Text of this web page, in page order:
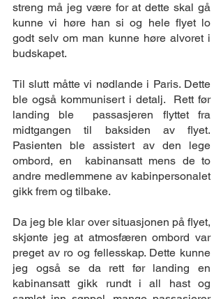
streng må jeg være for at dette skal gå
kunne vi høre han si og hele flyet lo
godt selv om man kunne høre alvoret i
budskapet.
Til slutt måtte vi nødlande i Paris. Dette
ble også kommunisert i detalj.  Rett før
landing ble  passasjeren flyttet fra
midtgangen til baksiden av flyet.
Pasienten ble assistert av den lege
ombord, en  kabinansatt mens de to
andre medlemmene av kabinpersonalet
gikk frem og tilbake.
Da jeg ble klar over situasjonen på flyet,
skjønte jeg at atmosfæren ombord var
preget av ro og fellesskap. Dette kunne
jeg også se da rett før landing en
kabinansatt gikk rundt i all hast og